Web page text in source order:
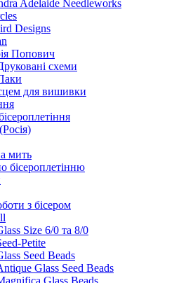
Adelaide Needleworks
Designs
Попович
схеми
для вишивки
мить
бісероплетінню
з бісером
Size 6/0 та 8/0
Petite
Seed Beads
Glass Seed Beads
Glass Beads